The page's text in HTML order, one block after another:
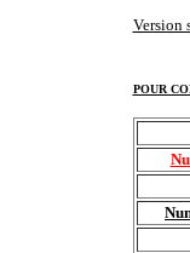
Version
POUR